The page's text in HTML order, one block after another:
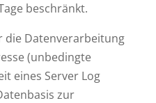
beschränkt.
die Datenverarbeitung
(unbedingte
eines Server Log
zur